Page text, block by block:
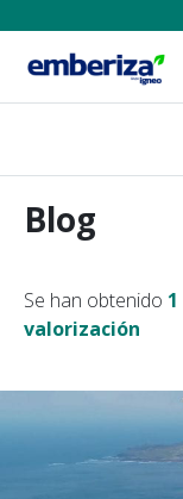
Blog
Se han obtenido 1
valorización